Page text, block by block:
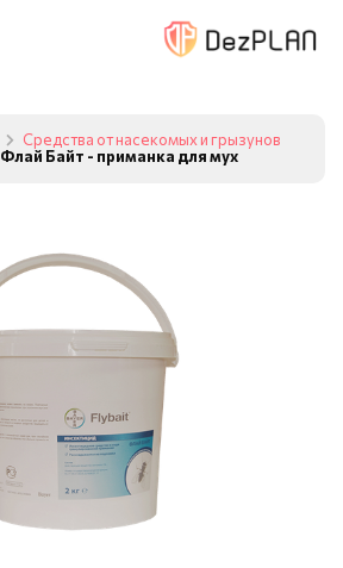
Средства от насекомых и грызунов
Флай Байт - приманка для мух